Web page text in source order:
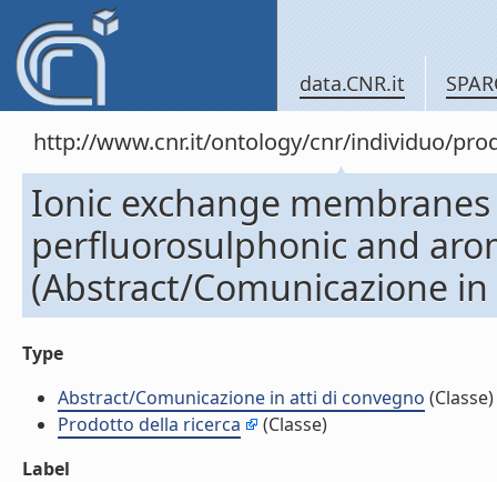
data.CNR.it
http://www.cnr.it/ontology/cnr/individuo/
Ionic exchange membranes
perfluorosulphonic and
(Abstract/Comunicazione
Type
Abstract/Comunicazione in atti di convegno (Classe)
Prodotto della ricerca
(Classe)
Label